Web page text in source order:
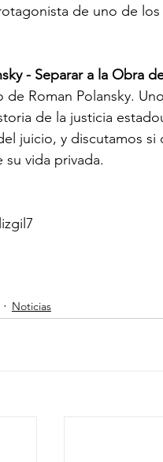
de uno de
- Separar a la Obra
de Roman Polansky.
de la justicia
juicio, y discutamos
vida privada.
Noticias